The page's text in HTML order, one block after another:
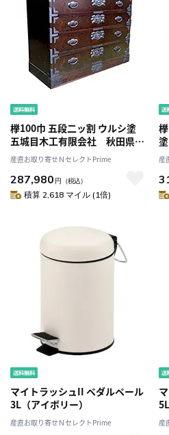
﨔100巾 五段二ッ割 ウルシ塗
五城目木工有限会社 秋田県
引出の内部は桐材を使用。着物
などの和物収納にも適していま
す
産直お取り寄せＮセレクトPrime
287,980 円 （税込）
積算 2,618 マイル (1倍)
産
マイトラッシュII ペダルペール
3L（アイボリー）
産直お取り寄せＮセレクトPrime 産